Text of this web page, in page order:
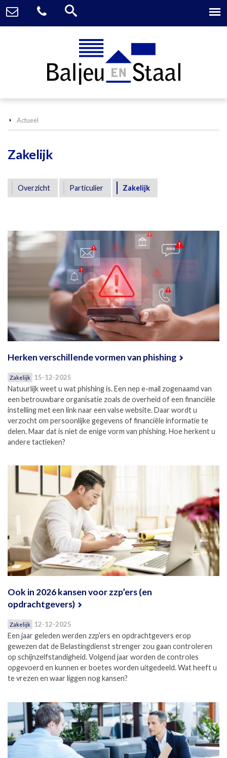
Actueel
Zakelijk
Overzicht Particulier Zakelijk
Herken verschillende vormen van phishing
Zakelijk 15-12-2025
Natuurlijk weet u wat phishing is. Een nep e-mail zogenaamd van
een betrouwbare organisatie zoals de overheid of een financiële
instelling met een link naar een valse website. Daar wordt u
verzocht om persoonlijke gegevens of financiële informatie te
delen. Maar dat is niet de enige vorm van phishing. Hoe herkent u
andere tactieken?
Ook in 2026 kansen voor zzp’ers (en
opdrachtgevers)
Zakelijk 12-12-2025
Een jaar geleden werden zzp’ers en opdrachtgevers erop
gewezen dat de Belastingdienst strenger zou gaan controleren
op schijnzelfstandigheid. Volgend jaar worden de controles
opgevoerd en kunnen er boetes worden uitgedeeld. Wat heeft u
te vrezen en waar liggen nog kansen?